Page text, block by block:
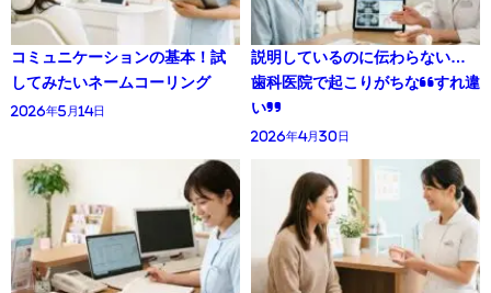
コミュニケーションの基本！試
してみたいネームコーリング
2026年5月14日
説明しているのに伝わらない…
歯科医院で起こりがちな“すれ違
い”
2026年4月30日